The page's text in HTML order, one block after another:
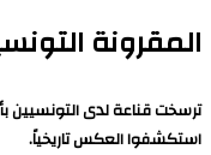
المقرونة
ترسخت قناعة لدى التونسيين
استكشفوا العكس تاريخياً.